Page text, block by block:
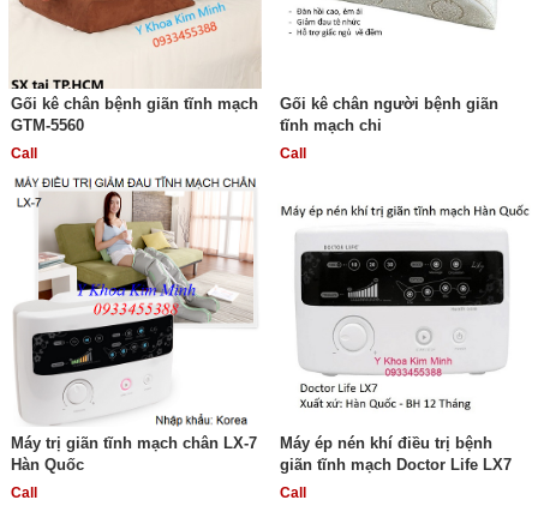
Gối kê chân bệnh giãn tĩnh mạch
GTM-5560
Call
Gối kê chân người bệnh giãn
tĩnh mạch chi
Call
Máy trị giãn tĩnh mạch chân LX-7
Hàn Quốc
Call
Máy ép nén khí điều trị bệnh
giãn tĩnh mạch Doctor Life LX7
Call